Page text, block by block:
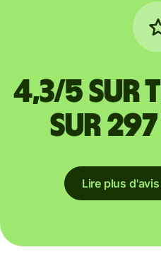
4,3/5 sur
sur 297
Lire plus